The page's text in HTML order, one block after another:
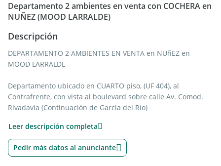
Departamento 2 ambientes en venta con COCHERA en
NUÑEZ (MOOD LARRALDE)
Descripción
DEPARTAMENTO 2 AMBIENTES EN VENTA en NUñEZ en
MOOD LARRALDE
Departamento ubicado en CUARTO piso, (UF 404), al
Contrafrente, con vista al boulevard sobre calle Av. Comod.
Rivadavia (Continuación de Garcia del Río)
Orientado al Norte.
Se trata de un depto de 67m2 totales en construcción en
Leer descripción completa
Pedir más datos al anunciante